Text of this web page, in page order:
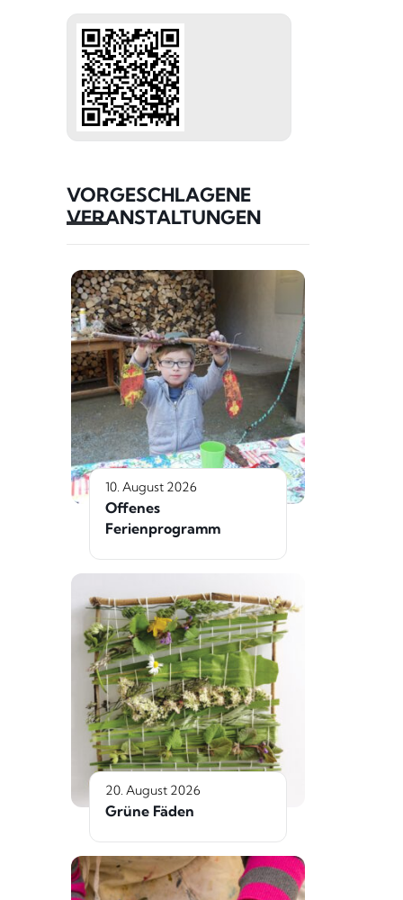
VORGESCHLAGENE
VERANSTALTUNGEN
10. August 2026
Offenes
Ferienprogramm
20. August 2026
Grüne Fäden